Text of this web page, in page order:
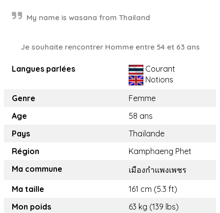
My name is wasana from Thailand
Je souhaite rencontrer Homme entre 54 et 63 ans
Langues parlées
Courant
Notions
Genre
Femme
Age
58 ans
Pays
Thaïlande
Région
Kamphaeng Phet
Ma commune
เมืองกำแพงเพชร
Ma taille
161 cm (5.3 ft)
Mon poids
63 kg (139 lbs)